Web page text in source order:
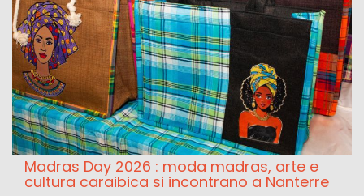
Madras Day 2026 : moda madras, arte e
cultura caraibica si incontrano a Nanterre